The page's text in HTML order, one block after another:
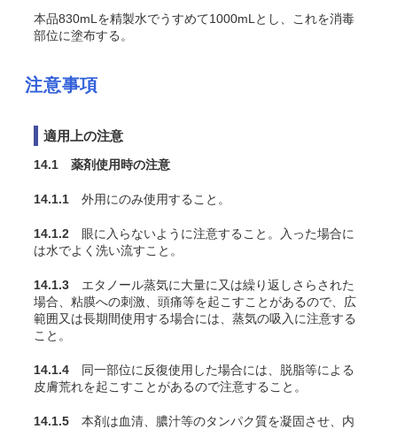
本品830mLを精製水でうすめて1000mLとし、これを消毒
部位に塗布する。
注意事項
適用上の注意
14.1 薬剤使用時の注意
14.1.1 外用にのみ使用すること。
14.1.2 眼に入らないように注意すること。入った場合に
は水でよく洗い流すこと。
14.1.3 エタノール蒸気に大量に又は繰り返しさらされた
場合、粘膜への刺激、頭痛等を起こすことがあるので、広
範囲又は長期間使用する場合には、蒸気の吸入に注意する
こと。
14.1.4 同一部位に反復使用した場合には、脱脂等による
皮膚荒れを起こすことがあるので注意すること。
14.1.5 本剤は血清、膿汁等のタンパク質を凝固させ、内